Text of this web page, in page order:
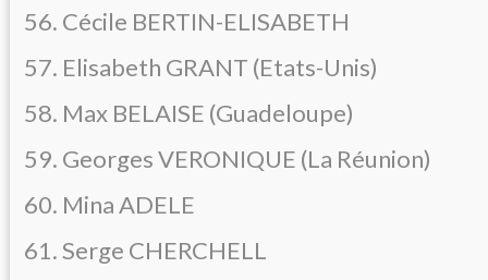
56. Cécile BERTIN-ELISABETH
57. Elisabeth GRANT (Etats-Unis)
58. Max BELAISE (Guadeloupe)
59. Georges VERONIQUE (La Réunion)
60. Mina ADELE
61. Serge CHERCHELL